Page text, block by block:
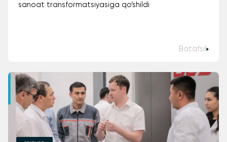
sanoat transformatsiyasiga qo‘shildi
Batafsil